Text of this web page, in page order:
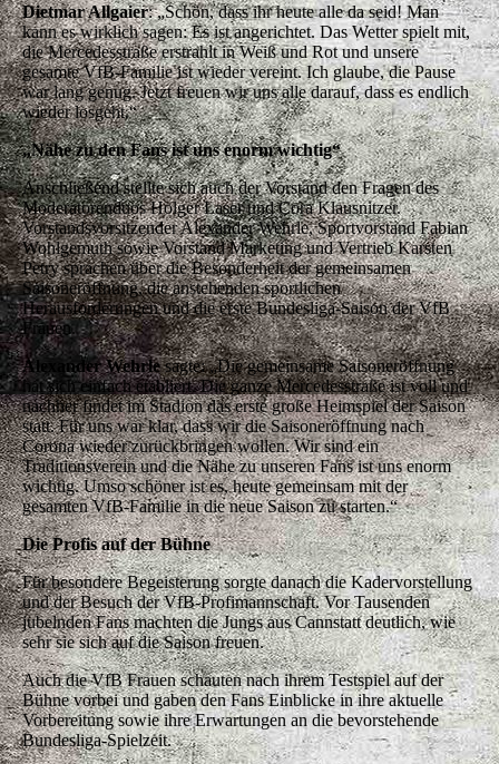
Dietmar Allgaier: „Schön, dass ihr heute alle da seid! Man
kann es wirklich sagen: Es ist angerichtet. Das Wetter spielt mit,
die Mercedesstraße erstrahlt in Weiß und Rot und unsere
gesamte VfB-Familie ist wieder vereint. Ich glaube, die Pause
war lang genug. Jetzt freuen wir uns alle darauf, dass es endlich
wieder losgeht.“
„Nähe zu den Fans ist uns enorm wichtig“
Anschließend stellte sich auch der Vorstand den Fragen des
Moderatorenduos Holger Laser und Cora Klausnitzer.
Vorstandsvorsitzender Alexander Wehrle, Sportvorstand Fabian
Wohlgemuth sowie Vorstand Marketing und Vertrieb Karsten
Petry sprachen über die Besonderheit der gemeinsamen
Saisoneröffnung, die anstehenden sportlichen
Herausforderungen und die erste Bundesliga-Saison der VfB
Frauen.
Alexander Wehrlesagte: „Die gemeinsame Saisoneröffnung
hat sich einfach etabliert. Die ganze Mercedesstraße ist voll und
nachher findet im Stadion das erste große Heimspiel der Saison
statt. Für uns war klar, dass wir die Saisoneröffnung nach
Corona wieder zurückbringen wollen. Wir sind ein
Traditionsverein und die Nähe zu unseren Fans ist uns enorm
wichtig. Umso schöner ist es, heute gemeinsam mit der
gesamten VfB-Familie in die neue Saison zu starten.“
Die Profis auf der Bühne
Für besondere Begeisterung sorgte danach die Kadervorstellung
und der Besuch der VfB-Profimannschaft. Vor Tausenden
jubelnden Fans machten die Jungs aus Cannstatt deutlich, wie
sehr sie sich auf die Saison freuen.
Auch die VfB Frauen schauten nach ihrem Testspiel auf der
Bühne vorbei und gaben den Fans Einblicke in ihre aktuelle
Vorbereitung sowie ihre Erwartungen an die bevorstehende
Bundesliga-Spielzeit.